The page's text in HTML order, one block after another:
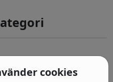
& träcookies